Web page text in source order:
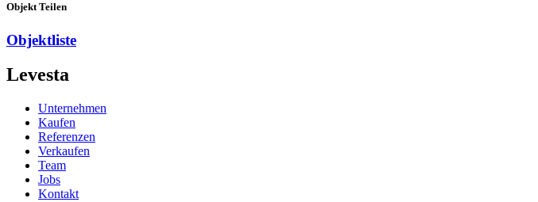
Objekt Teilen
Objektliste
Levesta
Unternehmen
Kaufen
Referenzen
Verkaufen
Team
Jobs
Kontakt